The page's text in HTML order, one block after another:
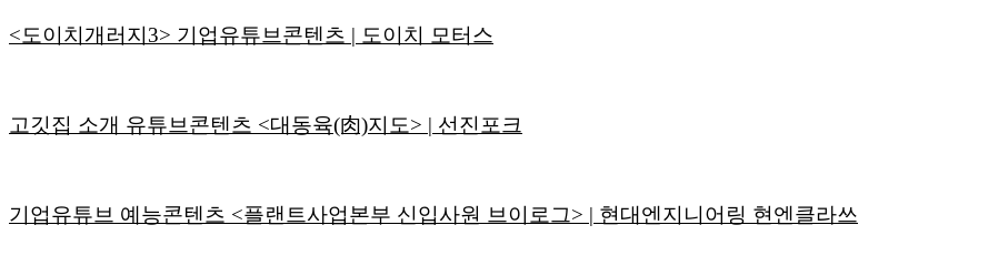
<도이치개러지3> 기업유튜브콘텐츠 | 도이치 모터스
고깃집 소개 유튜브콘텐츠 <대동육(肉)지도> | 선진포크
기업유튜브 예능콘텐츠 <플랜트사업본부 신입사원 브이로그> | 현대엔지니어링 현엔클라쓰